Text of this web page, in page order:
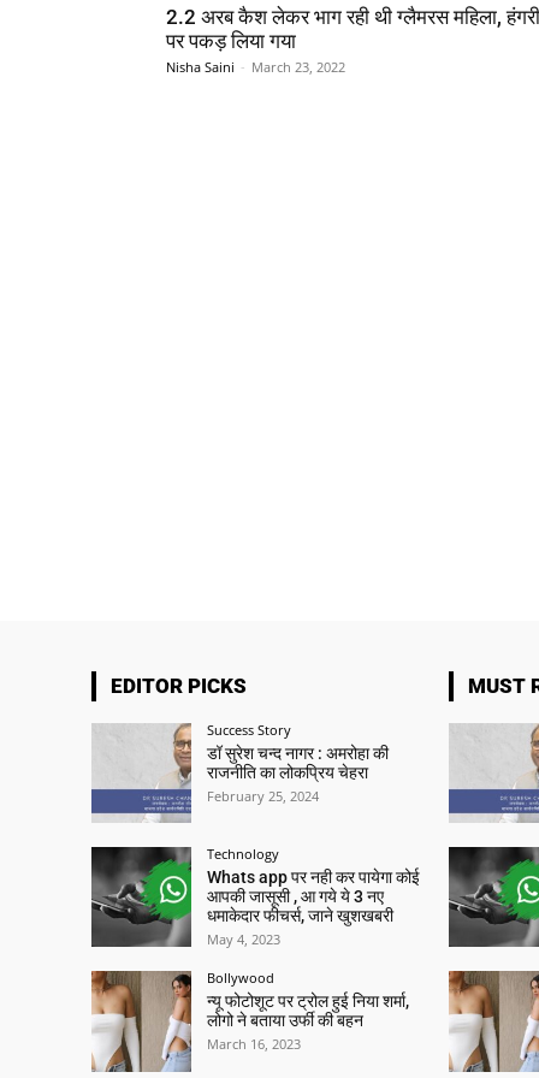
2.2 अरब कैश लेकर भाग रही थी ग्लैमरस महिला, हंगरी
पर पकड़ लिया गया
Nisha Saini - March 23, 2022
EDITOR PICKS
Success Story
डॉ सुरेश चन्द नागर : अमरोहा की
राजनीति का लोकप्रिय चेहरा
February 25, 2024
Technology
Whats app पर नही कर पायेगा कोई
आपकी जासूसी , आ गये ये 3 नए
धमाकेदार फीचर्स, जाने खुशखबरी
May 4, 2023
Bollywood
न्यू फोटोशूट पर ट्रोल हुई निया शर्मा,
लोगो ने बताया उर्फी की बहन
March 16, 2023
MUST